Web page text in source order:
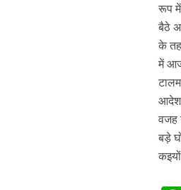
रूप
बैठे
के
में
आदेश
वजह
बड़े